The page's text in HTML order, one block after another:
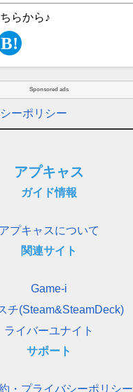
らから♪
Sponsored ads
ーポリシー
アプキャス
ガイド情報
アプキャスについて
関連サイト
Game-i
チ(Steam&SteamDeck)
ライバーユナイト
サポート
・プライバシーポリシー